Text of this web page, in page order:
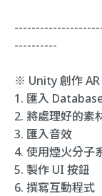
----------
※ Unity 創作 AR
1. 匯入
2. 將處理好的素
3. 匯入音效
4. 使用煙火分子
5. 製作 UI 按鈕
6. 撰寫互動程式